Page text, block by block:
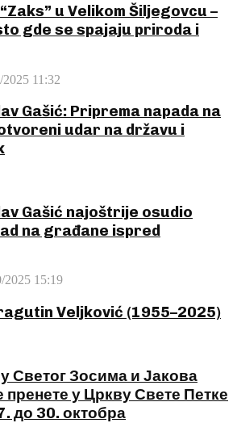
u Velikom Šiljegovcu –
gde se spajaju priroda i
2025 11:32
Gašić: Priprema napada na
udar na državu i
Gašić najoštrije osudio
na građane ispred
2025 15:19
Veljković (1955–2025)
Светог Зосима и Јакова
пренете у Цркву Свете Петке
до 30. октобра